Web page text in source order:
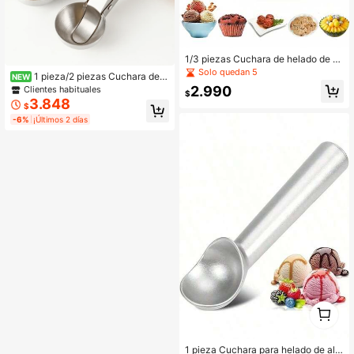
NEW 1 pieza/2 piezas Cuchara de h
elado de acero inoxidable, cuchara
de bola de fruta arenada, cuchara d
e helado tipo presión, helado, cocin
a, adecuado para el Día de la Madr
Clientes habituales
$3.848
-6% ¡Últimos 2 días
1/3 piezas Cuchara de helado de a
cero inoxidable, Cuchara de helado
creativa, Cuchara con resorte, Cuc
hara para frutas
Solo quedan 5
$2.990
1 pieza Cuchara para helado de alu
1